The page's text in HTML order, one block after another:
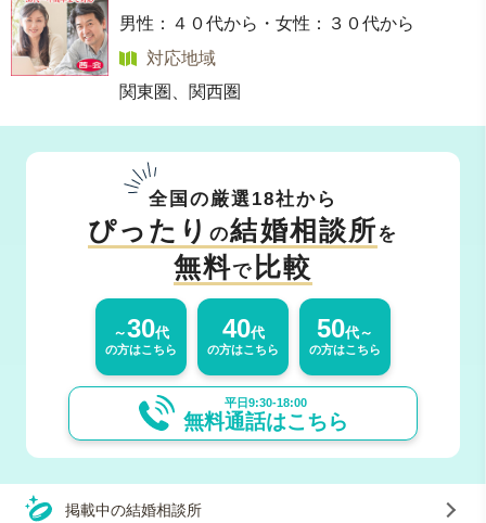
男性：４０代から・女性：３０代から
対応地域
関東圏、関西圏
全国の厳選18社から
ぴったりの結婚相談所を
無料で 比較
～30代
の方はこちら
40代
の方はこちら
50代～
の方はこちら
平日9:30-18:00
無料通話はこちら
掲載中の結婚相談所